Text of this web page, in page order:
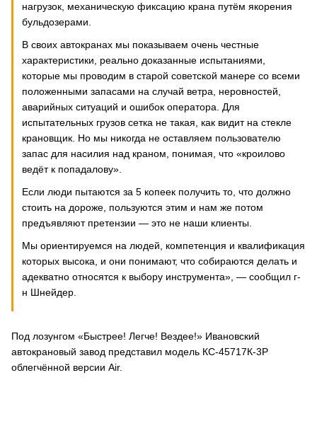
нагрузок, механическую фиксацию крана путём якорения
бульдозерами.
В своих автокранах мы показываем очень честные
характеристики, реально доказанные испытаниями,
которые мы проводим в старой советской манере со всеми
положенными запасами на случай ветра, неровностей,
аварийных ситуаций и ошибок оператора. Для
испытательных грузов сетка не такая, как видит на стекле
крановщик. Но мы никогда не оcтавляем пользователю
запас для насилия над краном, понимая, что «кроилово
ведёт к попадалову».
Если люди пытаются за 5 копеек получить то, что должно
стоить на дороже, пользуются этим и нам же потом
предъявляют претензии — это не наши клиенты.
Мы ориентируемся на людей, компетенция и квалификация
которых высока, и они понимают, что собираются делать и
адекватно относятся к выбору инструмента», — сообщил г-
н Шнейдер.
Под лозунгом «Быстрее! Легче! Вездее!» Ивановский
автокрановый завод представил модель КС-45717К-3Р
облегчённой версии Air.